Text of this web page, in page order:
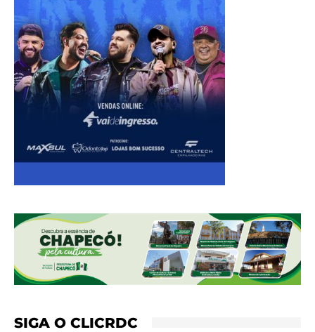
SIGA O CLICRDC